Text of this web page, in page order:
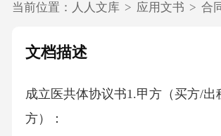
当前位置： 人人文库 > 应用文书 > 合
文档描述
成立医共体协议书1.甲方（买方/出
方）：